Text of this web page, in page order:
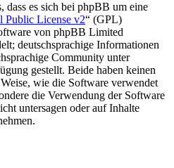
dass es sich bei phpBB um eine
Public License v2“ (GPL)
von phpBB Limited
deutschsprachige Informationen
Community unter
gestellt. Beide haben keinen
wie die Software verwendet
die Verwendung der Software
untersagen oder auf Inhalte